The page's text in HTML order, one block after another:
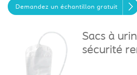
Demandez un échantillon gratuit
Sacs à
sécurité